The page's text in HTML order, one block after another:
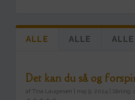
ALLE ALLE ALLE
Det kan du så og
af Tina Laugesen maj 9, 2024 Såning,